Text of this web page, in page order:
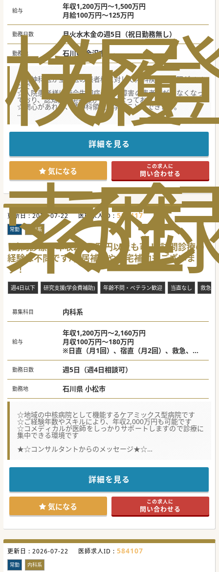
検
索
な
る
履
歴
給与
年収1,200万円～1,500万円
月給100万円～125万円
勤務日数 月火水木金の週5日（祝日勤務無し）
勤務地 石川県 金沢市
☆精神科医が主治医の患者様に対して内科疾患の管理がメイ
ンです。
☆入院患者様は統合失調症や気分障害の患者様が少なくなっ
ており、認知症の患者様が中心となっております。
☆関心があれば、精神科領域も学ぶことができます。
★☆コンサルタントからのメッセージ★☆
金沢市内に病院、クリニック、介護施設を運営しておりま
す。
精神科病院に入院されている患者様の内科疾患を主に管理し
高齢者の全身管理の経験があれば、精神科病院での勤務経験
は不問です。
病院見学などお気軽にお問い合わせください。
#秋入職可
詳細を見る
気になる この求人に
問い合わせる
更新日 :2026-07-22 医師求人ID : 585417
常勤 内科系
【訪問診療】年収2,000万円以上も可！/訪問診療の
経験は不問です/転居補助や住宅補助もございま
す！
週4日以下 研究支援(学会費補助) 年齢不問・ベテラン歓迎 当直なし 救急対
募集科目 内科系
給与
年収1,200万円～2,160万円
月収100万円～180万円
※日直（月1回）、宿直（月2回）、救急、時
間外手当を含む想定年収額です。
※経歴・専門医等を考慮し面接を経て決定。
※上記金額以外に研究費予算あり。
勤務日数 週5日（週4日相談可）
勤務地 石川県 小松市
☆地域の中核病院として機能するケアミックス型病院です
☆ご経験年数やスキルにより、年収2,000万円も可能です
☆コメディカルが医師をしっかりサポートしますので診療に
集中できる環境です
★☆コンサルタントからのメッセージ★☆
訪問診療をメインとして、外来等を行っていただける募集し
週4日勤務、時短勤務、夜間対応の免除など…働き方のご相
遠方の先生の場合は着任手当の支給や、面接時の交通費や宿
泊費も支給可能です。
少しでもご興味がございましたら、お気軽にお問合せくださ
#秋入職可
詳細を見る
気になる この求人に
問い合わせる
更新日 : 2026-07-22 医師求人ID : 584107
常勤 内科系